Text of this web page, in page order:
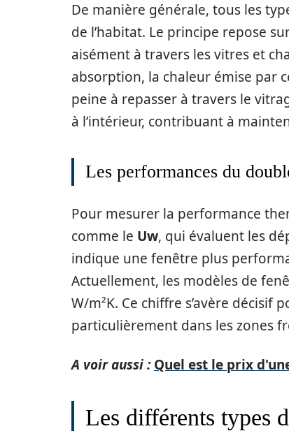
De manière générale, tous les
de l’habitat. Le principe repose
aisément à travers les vitres et
absorption, la chaleur émise par
peine à repasser à travers le
à l’intérieur, contribuant à
Les performances du
Pour mesurer la performance
comme le Uw, qui évaluent les
indique une fenêtre plus
Actuellement, les modèles de
W/m²K. Ce chiffre s’avère
particulièrement dans les zones
A voir aussi : Quel est le prix
Les différents types